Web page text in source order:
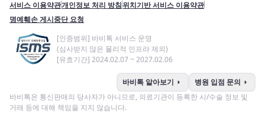
서비스 이용약관개인정보 처리 방침위치기반 서비스 이용약관
명예훼손 게시중단 요청
[인증범위] 바비톡 서비스 운영
(심사받지 않은 물리적 인프라 제외)
[유효기간] 2024.02.07 ~ 2027.02.06
바비톡 알아보기 arrow_right 병원 입점 문의 arrow_right
바비톡은 통신판매의 당사자가 아니므로, 의료기관이 등록한 시/수술 정보 및
거래 등에 대해 책임을 지지 않습니다.